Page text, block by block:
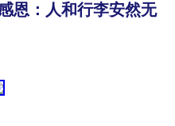
恩：人和行李安然无